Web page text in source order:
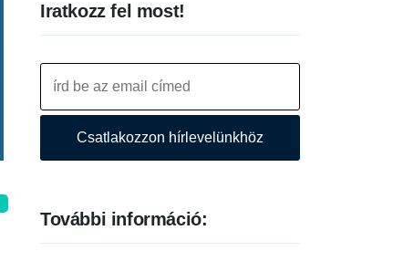
Iratkozz fel most!
Csatlakozzon hírlevelünkhöz
További információ: